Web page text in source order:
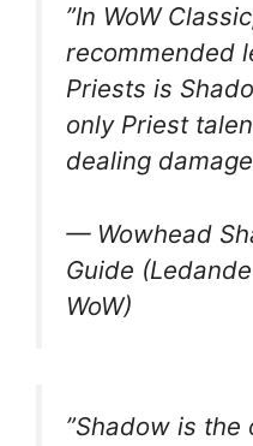
”In WoW
recommended
Priests is
only Priest
dealing
— Wowhead
Guide
WoW)
”Shadow is the